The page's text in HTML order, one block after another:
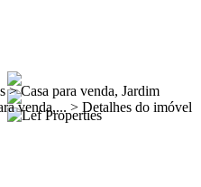
>Casa para venda, Jardim
venda,... > Detalhes do imóvel